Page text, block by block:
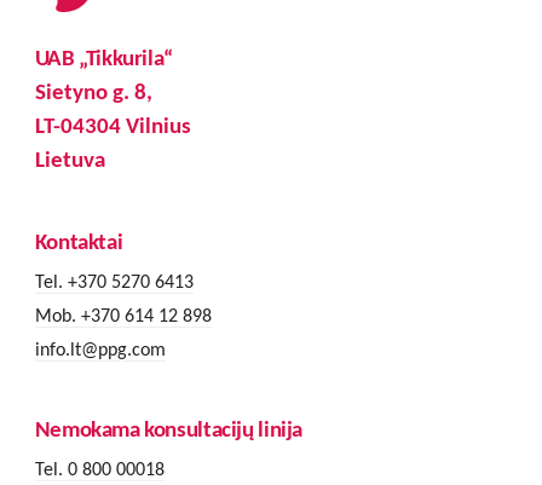
UAB „Tikkurila“
Sietyno g. 8,
LT-04304 Vilnius
Lietuva
Kontaktai
Tel. +370 5270 6413
Mob. +370 614 12 898
info.lt@ppg.com
Nemokama konsultacijų linija
Tel. 0 800 00018